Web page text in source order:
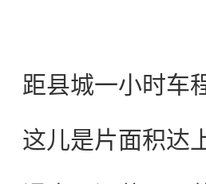
距县城一小时车
这儿是片面积达